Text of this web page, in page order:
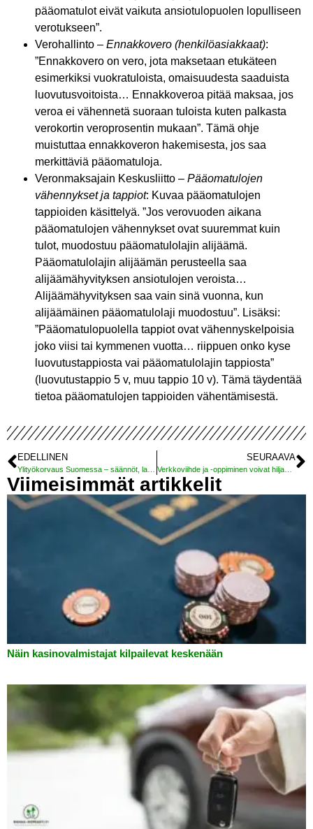
pääomatulot eivät vaikuta ansiotulopuolen lopulliseen
verotukseen”.
Verohallinto – Ennakkovero (henkilöasiakkaat):
”Ennakkovero on vero, jota maksetaan etukäteen
esimerkiksi vuokratuloista, omaisuudesta saaduista
luovutusvoitoista… Ennakkoveroa pitää maksaa, jos
veroa ei vähennetä suoraan tuloista kuten palkasta
verokortin veroprosentin mukaan”. Tämä ohje
muistuttaa ennakkoveron hakemisesta, jos saa
merkittäviä pääomatuloja.
Veronmaksajain Keskusliitto – Pääomatulojen
vähennykset ja tappiot: Kuvaa pääomatulojen
tappioiden käsittelyä. ”Jos verovuoden aikana
pääomatulojen vähennykset ovat suuremmat kuin
tulot, muodostuu pääomatulolajin alijäämä.
Pääomatulolajin alijäämän perusteella saa
alijäämähyvityksen ansiotulojen veroista…
Alijäämähyvityksen saa vain sinä vuonna, kun
alijäämäinen pääomatulolaji muodostuu”. Lisäksi:
”Pääomatulopuolella tappiot ovat vähennyskelpoisia
joko viisi tai kymmenen vuotta… riippuen onko kyse
luovutustappiosta vai pääomatulolajin tappiosta”
(luovutustappio 5 v, muu tappio 10 v). Tämä täydentää
tietoa pääomatulojen tappioiden vähentämisestä.
EDELLINEN SEURAAVA
Verkkoviihde ja -oppiminen voivat hiljaa tyhjentää budjettisi. Näin pysyt kärjessä.
Viimeisimmät artikkelit
Näin kasinovalmistajat kilpailevat keskenään